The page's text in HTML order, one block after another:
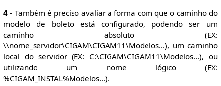
4 - Também é preciso avaliar a forma com que o caminho do
modelo de boleto está configurado, podendo ser um
caminho absoluto (EX:
\\nome_servidor\CIGAM\CIGAM11\Modelos...), um caminho
local do servidor (EX: C:\CIGAM\CIGAM11\Modelos...), ou
utilizando um nome lógico (EX:
%CIGAM_INSTAL%Modelos...).